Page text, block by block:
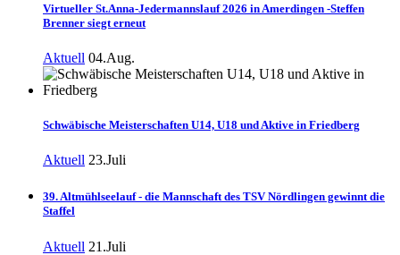
Virtueller St.Anna-Jedermannslauf 2026 in Amerdingen -Steffen
Brenner siegt erneut
Aktuell 04.Aug.
Schwäbische Meisterschaften U14, U18 und Aktive in Friedberg
Aktuell 23.Juli
39. Altmühlseelauf - die Mannschaft des TSV Nördlingen gewinnt die
Staffel
Aktuell 21.Juli